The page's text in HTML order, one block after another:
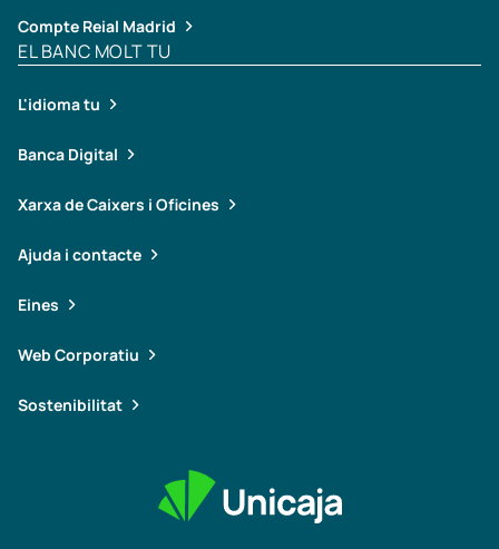
Compte Reial Madrid
EL BANC MOLT TU
L'idioma tu
Banca Digital
Xarxa de Caixers i Oficines
Ajuda i contacte
Eines
Web Corporatiu
Sostenibilitat